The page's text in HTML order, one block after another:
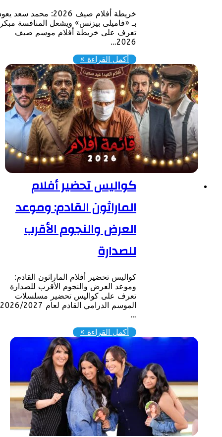
خريطة أفلام صيف 2026: محمد سعد يعود
بـ «فاميلى بيزنس» ويشعل المنافسة مبكراً
تعرف على خريطة أفلام موسم صيف
أكمل القراءة »
كواليس تحضير أفلام
الماراثون القادم: وموعد
العرض والنجوم الأقرب
للصدارة
كواليس تحضير أفلام الماراثون القادم:
وموعد العرض والنجوم الأقرب للصدارة
تعرف على كواليس تحضير مسلسلات
الموسم الدرامي القادم لعام 2026/2027،
أكمل القراءة »